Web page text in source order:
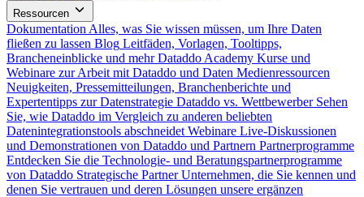
Ressourcen
Dokumentation Alles, was Sie wissen müssen, um Ihre Daten
fließen zu lassen Blog Leitfäden, Vorlagen, Tooltipps,
Brancheneinblicke und mehr Dataddo Academy Kurse und
Webinare zur Arbeit mit Dataddo und Daten Medienressourcen
Neuigkeiten, Pressemitteilungen, Branchenberichte und
Expertentipps zur Datenstrategie Dataddo vs. Wettbewerber Sehen
Sie, wie Dataddo im Vergleich zu anderen beliebten
Datenintegrationstools abschneidet Webinare Live-Diskussionen
und Demonstrationen von Dataddo und Partnern Partnerprogramme
Entdecken Sie die Technologie- und Beratungspartnerprogramme
von Dataddo Strategische Partner Unternehmen, die Sie kennen und
denen Sie vertrauen und deren Lösungen unsere ergänzen